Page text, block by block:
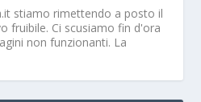
stiamo rimettendo a posto il
fruibile. Ci scusiamo fin d'ora
non funzionanti. La